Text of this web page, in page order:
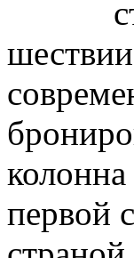
первой